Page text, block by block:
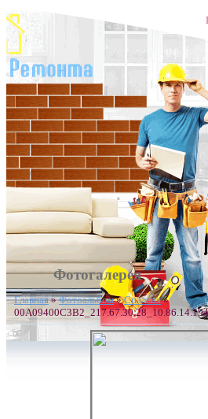
Фотогалерея
Главная»Фотоальбом»Спальня»